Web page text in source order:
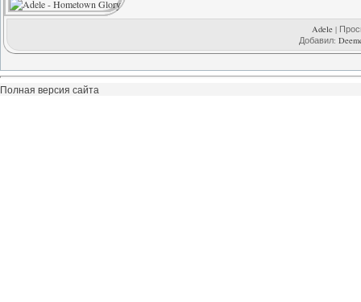
Adele|
Добавил:
Полная версия сайта